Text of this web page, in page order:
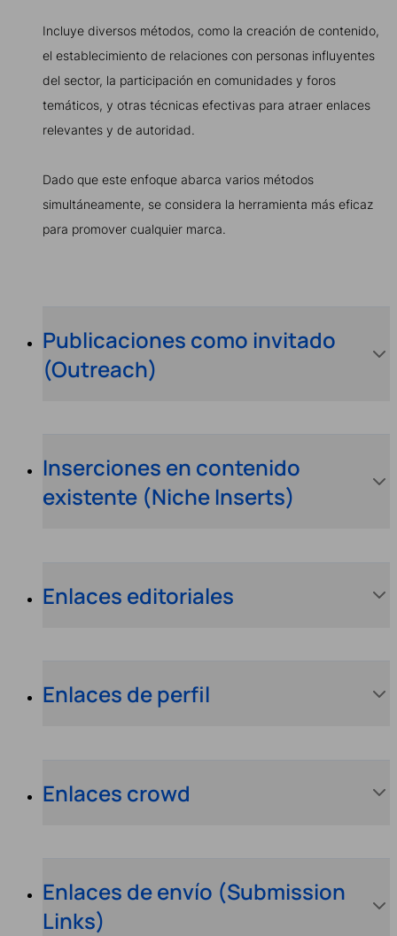
Incluye diversos métodos, como la creación de contenido,
el establecimiento de relaciones con personas influyentes
del sector, la participación en comunidades y foros
temáticos, y otras técnicas efectivas para atraer enlaces
relevantes y de autoridad.
Dado que este enfoque abarca varios métodos
simultáneamente, se considera la herramienta más eficaz
para promover cualquier marca.
Publicaciones como invitado
(Outreach)
Inserciones en contenido
existente (Niche Inserts)
Enlaces editoriales
Enlaces de perfil
Enlaces crowd
Enlaces de envío (Submission
Links)